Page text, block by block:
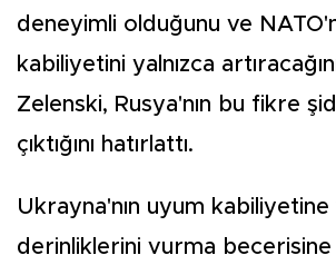
deneyimli olduğunu ve
kabiliyetini yalnızca
Zelenski, Rusya'nın bu fikre
çıktığını hatırlattı.
Ukrayna'nın uyum kabiliyetine
derinliklerini vurma